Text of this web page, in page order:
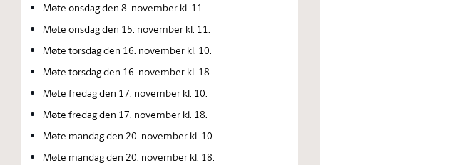
Møte onsdag den 8. november kl. 11.
Møte onsdag den 15. november kl. 11.
Møte torsdag den 16. november kl. 10.
Møte torsdag den 16. november kl. 18.
Møte fredag den 17. november kl. 10.
Møte fredag den 17. november kl. 18.
Møte mandag den 20. november kl. 10.
Møte mandag den 20. november kl. 18.